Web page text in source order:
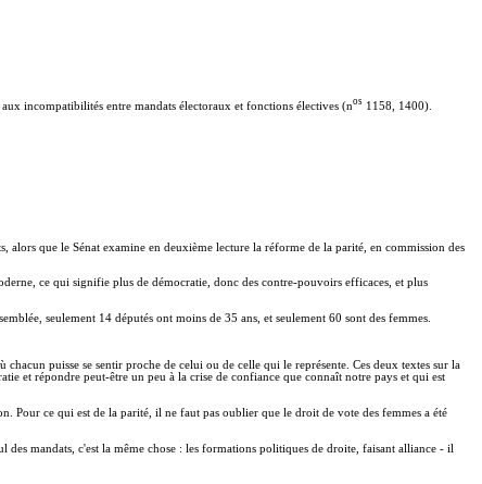
incompatibilités entre mandats électoraux et fonctions électives (nos 1158, 1400).
que le Sénat examine en deuxième lecture la réforme de la parité, en commission des
ce qui signifie plus de démocratie, donc des contre-pouvoirs efficaces, et plus
seulement 14 députés ont moins de 35 ans, et seulement 60 sont des femmes.
puisse se sentir proche de celui ou de celle qui le représente. Ces deux textes sur la
et répondre peut-être un peu à la crise de confiance que connaît notre pays et qui est
Pour ce qui est de la parité, il ne faut pas oublier que le droit de vote des femmes a été
mandats, c'est la même chose : les formations politiques de droite, faisant alliance - il